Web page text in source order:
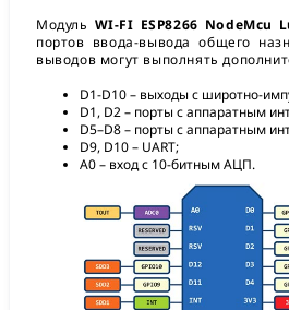
Модуль WI-FI ESP8266 NodeMcu
портов ввода-вывода общего
выводов могут выполнять
D1-D10 – выходы с широтно-
D1, D2 – порты с аппаратным
D5–D8 – порты с аппаратным
D9, D10 – UART;
A0 – вход с 10-битным АЦП.